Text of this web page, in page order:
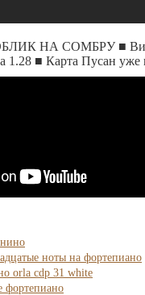
НА СОМБРУ ■
1.28 ■ Карта Пусан
ноты на фортепиано
orla cdp 31 white
фортепиано